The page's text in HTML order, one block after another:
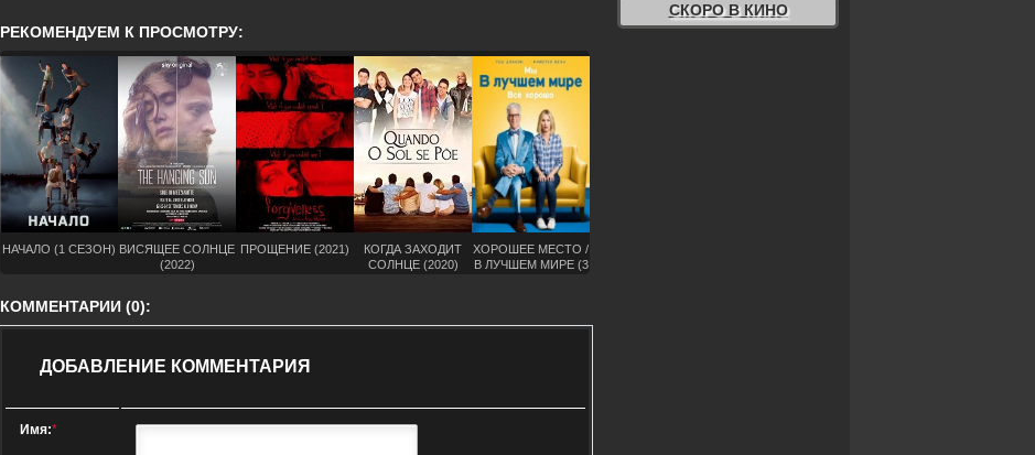
РЕКОМЕНДУЕМ К ПРОСМОТРУ:
НАЧАЛО (1 СЕЗОН) ВИСЯЩЕЕ СОЛНЦЕ
(2022)
ПРОЩЕНИЕ (2021)
КОГДА ЗАХОДИТ
СОЛНЦЕ (2020)
ХОРОШЕЕ МЕСТО /
В ЛУЧШЕМ МИРЕ (3
КОММЕНТАРИИ (0):
ДОБАВЛЕНИЕ КОММЕНТАРИЯ
Имя:*
СКОРО В КИНО